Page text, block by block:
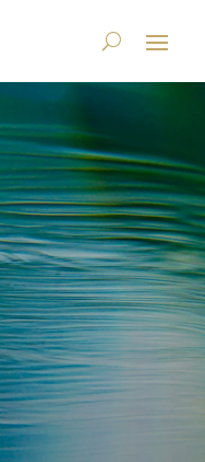
wann
Nerd
Governance |0